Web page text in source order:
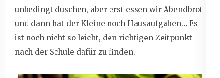
unbedingt duschen, aber erst essen wir Abendbrot
und dann hat der Kleine noch Hausaufgaben… Es
ist noch nicht so leicht, den richtigen Zeitpunkt
nach der Schule dafür zu finden.